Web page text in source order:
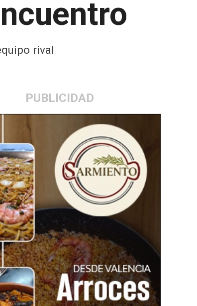
rival
PUBLICIDAD